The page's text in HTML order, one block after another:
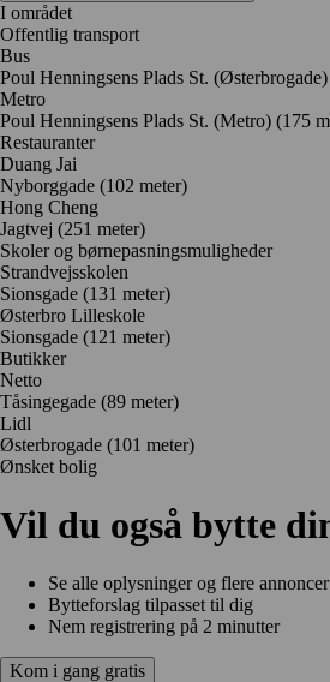
I området
Offentlig transport
Bus
Poul Henningsens Plads St.
Metro
Poul Henningsens Plads St. (Metro) (175
Restauranter
Duang Jai
Nyborggade (102 meter)
Hong Cheng
Jagtvej (251 meter)
Skoler og børnepasningsmuligheder
Strandvejsskolen
Sionsgade (131 meter)
Østerbro Lilleskole
Sionsgade (121 meter)
Butikker
Netto
Tåsingegade (89 meter)
Lidl
Østerbrogade (101 meter)
Ønsket bolig
Vil du også bytte
Se alle oplysninger og flere annoncer
Bytteforslag tilpasset til dig
Nem registrering på 2 minutter
Kom i gang gratis